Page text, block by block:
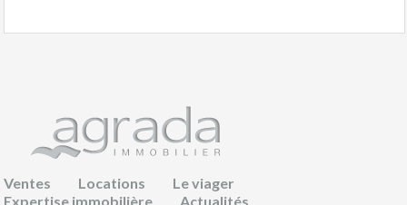
Ventes Locations
Le viager
Expertise immobilière
Actualités